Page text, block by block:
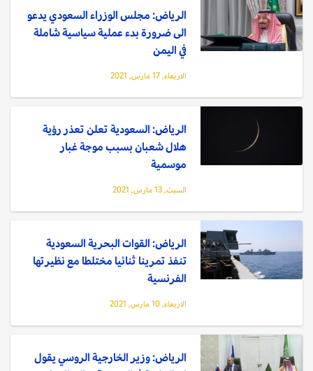
الرياض: مجلس الوزراء السعودي يدعو
الى ضرورة بدء عملية سياسية شاملة
في اليمن
الاربعاء, 17 مارس, 2021
الرياض: السعودية تعلن تعذر رؤية
هلال شعبان بسبب موجة غبار
موسمية
السبت, 13 مارس, 2021
الرياض: القوات البحرية السعودية
تنفذ تمرينا ثنائيا مختلطا مع نظيرتها
الفرنسية
الاربعاء, 10 مارس, 2021
الرياض: وزير الخارجية الروسي يقول